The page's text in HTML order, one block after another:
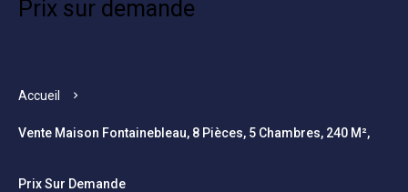
Prix sur demande
Accueil
Vente Maison Fontainebleau, 8 Pièces, 5 Chambres, 240 M²,
Prix Sur Demande